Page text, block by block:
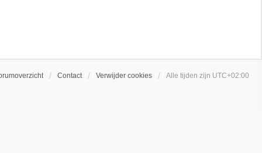
Contact Verwijder cookies Alle tijden zijn UTC+02:00